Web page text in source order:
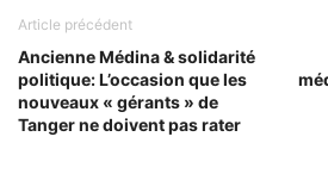
Article précédent
Ancienne Médina & solidarité
politique: L’occasion que les
nouveaux « gérants » de
Tanger ne doivent pas rater